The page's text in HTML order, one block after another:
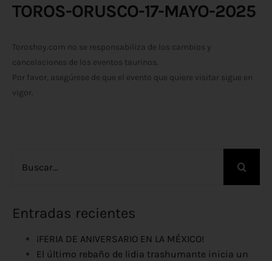
TOROS-ORUSCO-17-MAYO-2025
Toroshoy.com no se responsabiliza de los cambios y
cancelaciones de los eventos taurinos.
Por favor, asegúrese de que el evento que quiere visitar sigue en
vigor.
Entradas recientes
¡FERIA DE ANIVERSARIO EN LA MÉXICO!
El último rebaño de lidia trashumante inicia un